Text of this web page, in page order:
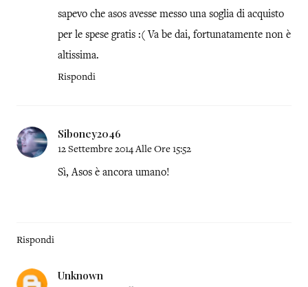
sapevo che asos avesse messo una soglia di acquisto
per le spese gratis :( Va be dai, fortunatamente non è
altissima.
Rispondi
Siboney2046
12 Settembre 2014 Alle Ore 15:52
Sì, Asos è ancora umano!
Rispondi
Unknown